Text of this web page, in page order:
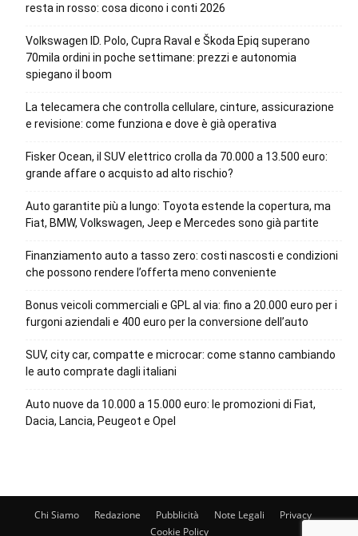
resta in rosso: cosa dicono i conti 2026
Volkswagen ID. Polo, Cupra Raval e Škoda Epiq superano
70mila ordini in poche settimane: prezzi e autonomia
spiegano il boom
La telecamera che controlla cellulare, cinture, assicurazione
e revisione: come funziona e dove è già operativa
Fisker Ocean, il SUV elettrico crolla da 70.000 a 13.500 euro:
grande affare o acquisto ad alto rischio?
Auto garantite più a lungo: Toyota estende la copertura, ma
Fiat, BMW, Volkswagen, Jeep e Mercedes sono già partite
Finanziamento auto a tasso zero: costi nascosti e condizioni
che possono rendere l’offerta meno conveniente
Bonus veicoli commerciali e GPL al via: fino a 20.000 euro per i
furgoni aziendali e 400 euro per la conversione dell’auto
SUV, city car, compatte e microcar: come stanno cambiando
le auto comprate dagli italiani
Auto nuove da 10.000 a 15.000 euro: le promozioni di Fiat,
Dacia, Lancia, Peugeot e Opel
Chi Siamo Redazione Pubblicità Note Legali
Privacy
Cookie Policy